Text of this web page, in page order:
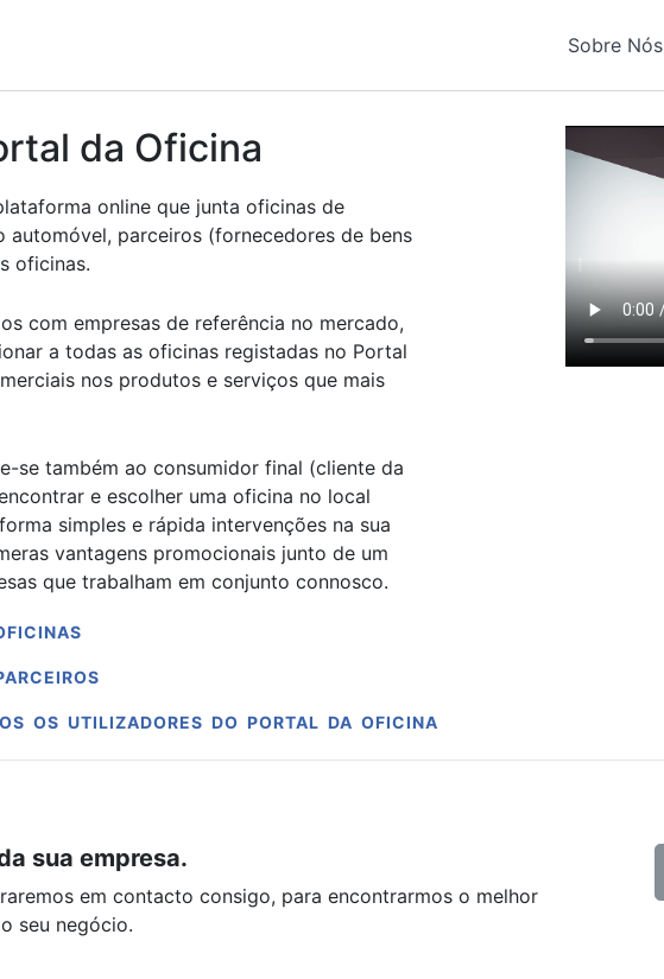
Sobre Nós
da Oficina
online que junta oficinas de
automóvel, parceiros (fornecedores de bens
oficinas.
com empresas de referência no mercado,
a todas as oficinas registadas no Portal
nos produtos e serviços que mais
se também ao consumidor final (cliente da
e escolher uma oficina no local
simples e rápida intervenções na sua
vantagens promocionais junto de um
que trabalham em conjunto connosco.
OS UTILIZADORES DO PORTAL DA OFICINA
sua empresa.
em contacto consigo, para encontrarmos o melhor
seu negócio.